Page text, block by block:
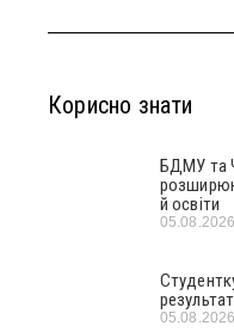
Корисно знати
БДМУ та
й освіти
05.08.2026
05.08.2026